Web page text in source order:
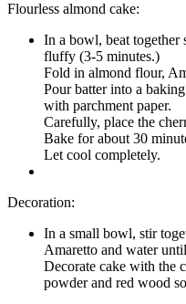
Flourless almond cake:
In a bowl, beat together
fluffy (3-5 minutes.)
Fold in almond flour,
Pour batter into a
with parchment paper.
Carefully, place the
Bake for about 30
Let cool completely.
Decoration:
In a small bowl, stir
Amaretto and water
Decorate cake with the
powder and red wood